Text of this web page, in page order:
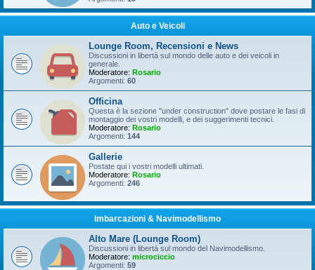
Auto e Veicoli
Lounge Room, Recensioni e News
Discussioni in libertà sul mondo delle auto e dei veicoli in
generale.
Moderatore: Rosario
Argomenti: 60
Officina
Questa è la sezione "under construction" dove postare le fasi di
montaggio dei vostri modelli, e dei suggerimenti tecnici.
Moderatore: Rosario
Argomenti: 144
Gallerie
Postate qui i vostri modelli ultimati.
Moderatore: Rosario
Argomenti: 246
Imbarcazioni & Navimodellismo
Alto Mare (Lounge Room)
Discussioni in libertà sul mondo del Navimodellismo.
Moderatore: microciccio
Argomenti: 59